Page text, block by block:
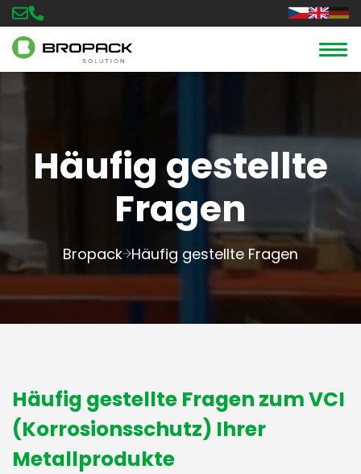
Häufig gestellte
Fragen
Bropack Häufig gestellte Fragen
Häufig gestellte Fragen zum VCI
(Korrosionsschutz) Ihrer
Metallprodukte